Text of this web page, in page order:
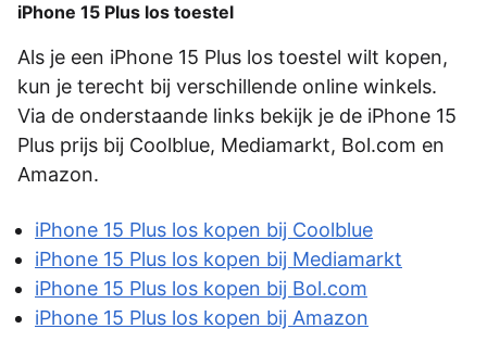
iPhone 15 Plus los toestel
Als je een iPhone 15 Plus los toestel wilt kopen,
kun je terecht bij verschillende online winkels.
Via de onderstaande links bekijk je de iPhone 15
Plus prijs bij Coolblue, Mediamarkt, Bol.com en
Amazon.
iPhone 15 Plus los kopen bij Coolblue
iPhone 15 Plus los kopen bij Mediamarkt
iPhone 15 Plus los kopen bij Bol.com
iPhone 15 Plus los kopen bij Amazon